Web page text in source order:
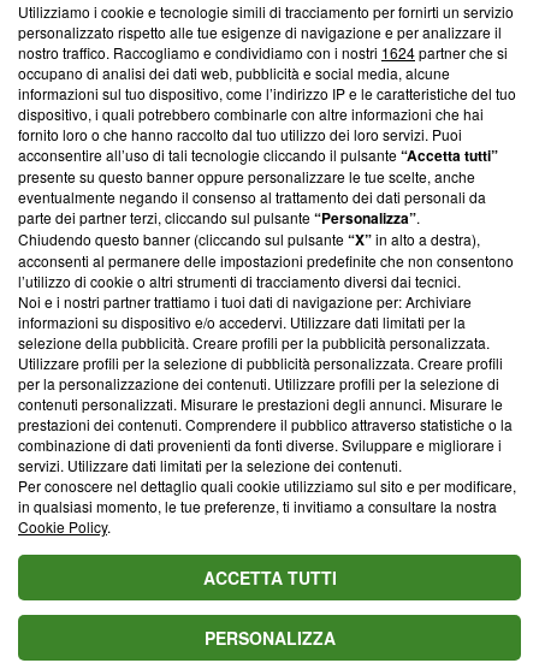
Questa sezione offre informazioni trasparenti su Blasting
News, sui nostri processi editoriali e su come ci impegniamo a
creare news di qualità. Inoltre, afferma la nostra aderenza a
‘Trust Project - News with Integrity’Blasting News non è
ancora membro del programma, ma ha richiesto di farne
parte; Trust Project non ha ancora effettuato una verifica di
conformità agli standard.
Su di noi
Team editoriale
Corporate
Redazione
Informativa Privacy
Cookie Policy
Blasting SA, IDI CHE-247.845.224, Via Carlo Frasca, 3 - 6900
Lugano (Svizzera) Tel:+39 0690258937
© 2026 Blasting News
Utilizziamo i cookie e tecnologie simili di tracciamento per fornirti un servizio
personalizzato rispetto alle tue esigenze di navigazione e per analizzare il
nostro traffico. Raccogliamo e condividiamo con i nostri 1624partner che si
occupano di analisi dei dati web, pubblicità e social media, alcune
informazioni sul tuo dispositivo, come l’indirizzo IP e le caratteristiche del tuo
dispositivo, i quali potrebbero combinarle con altre informazioni che hai
fornito loro o che hanno raccolto dal tuo utilizzo dei loro servizi. Puoi
acconsentire all’uso di tali tecnologie cliccando il pulsante“Accetta tutti”
presente su questo banner oppure personalizzare le tue scelte, anche
eventualmente negando il consenso al trattamento dei dati personali da
parte dei partner terzi, cliccando sul pulsante“Personalizza”.
Chiudendo questo banner (cliccando sul pulsante“X”in alto a destra),
acconsenti al permanere delle impostazioni predefinite che non consentono
l’utilizzo di cookie o altri strumenti di tracciamento diversi dai tecnici.
Noi e i nostri partner trattiamo i tuoi dati di navigazione per: Archiviare
informazioni su dispositivo e/o accedervi. Utilizzare dati limitati per la
selezione della pubblicità. Creare profili per la pubblicità personalizzata.
Utilizzare profili per la selezione di pubblicità personalizzata. Creare profili
per la personalizzazione dei contenuti. Utilizzare profili per la selezione di
contenuti personalizzati. Misurare le prestazioni degli annunci. Misurare le
prestazioni dei contenuti. Comprendere il pubblico attraverso statistiche o la
combinazione di dati provenienti da fonti diverse. Sviluppare e migliorare i
servizi. Utilizzare dati limitati per la selezione dei contenuti.
Per conoscere nel dettaglio quali cookie utilizziamo sul sito e per modificare,
in qualsiasi momento, le tue preferenze, ti invitiamo a consultare la nostra
Cookie Policy.
ACCETTA TUTTI
PERSONALIZZA